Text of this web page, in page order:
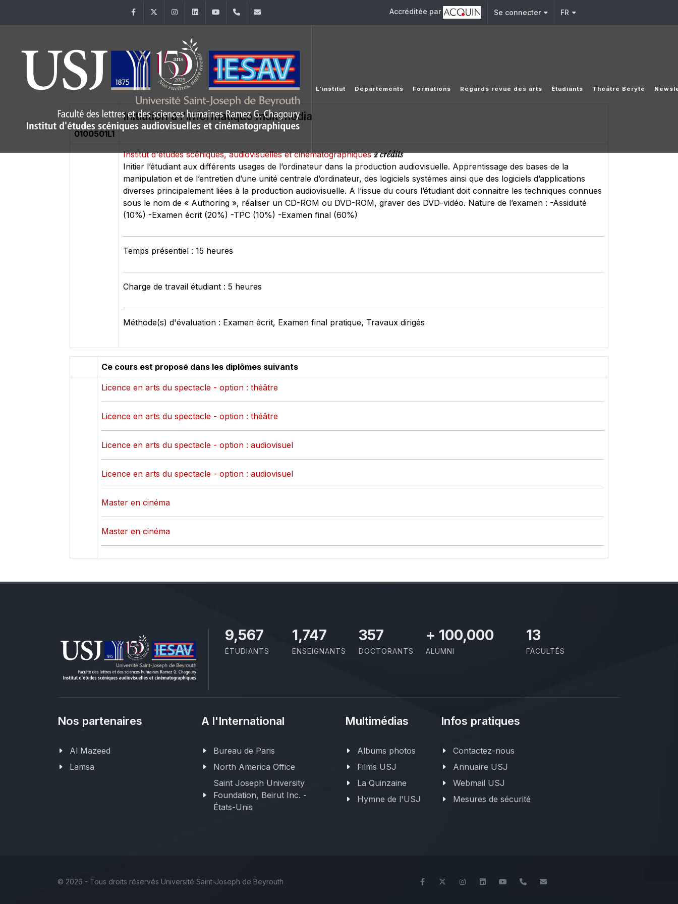
FacebookTwitter InstagramLinkedInYouTube+961 (1) 421 530 Accréditée par Se connecter FR
L'institut Départements Formations Regards revue des arts Étudiants Théâtre Béryte
0100501L1
Initiation à l'informatique multimédia
Institut d'études scéniques, audiovisuelles et cinématographiques2 crédits
Initier l’étudiant aux différents usages de l’ordinateur dans la production audiovisuelle. Apprentissage des bases de la
manipulation et de l’entretien d’une unité centrale d’ordinateur, des logiciels systèmes ainsi que des logiciels d’applications
diverses principalement liées à la production audiovisuelle. A l’issue du cours l’étudiant doit connaitre les techniques connues
sous le nom de « Authoring », réaliser un CD-ROM ou DVD-ROM, graver des DVD-vidéo. Nature de l’examen : -Assiduité
(10%) -Examen écrit (20%) -TPC (10%) -Examen final (60%)
Temps présentiel : 15 heures
Charge de travail étudiant : 5 heures
Méthode(s) d'évaluation : Examen écrit, Examen final pratique, Travaux dirigés
Ce cours est proposé dans les diplômes suivants
Licence en arts du spectacle - option : théâtre
Licence en arts du spectacle - option : théâtre
Licence en arts du spectacle - option : audiovisuel
Licence en arts du spectacle - option : audiovisuel
Master en cinéma
Master en cinéma
10,801
ÉTUDIANTS
1,973
ENSEIGNANTS
403
DOCTORANTS
+ 100,000
ALUMNI
13
FACULTÉS
Nos partenaires
Al Mazeed
Lamsa
A l'International
Bureau de Paris
North America Office
Saint Joseph University
Foundation, Beirut Inc. -
États-Unis
Multimédias
Albums photos
Films USJ
La Quinzaine
Hymne de l'USJ
Infos pratiques
Contactez-nous
Annuaire USJ
Webmail USJ
Mesures de sécurité
© 2026 - Tous droits réservés Université Saint-Joseph de Beyrouth FacebookTwitter InstagramLinkedInYouTube+961 (1) 421 530